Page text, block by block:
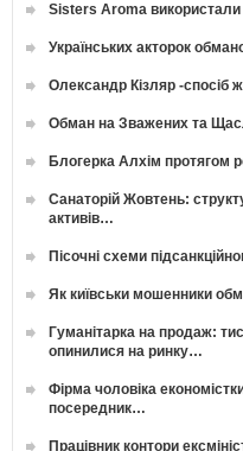
Sisters Aroma
Українських акторок
Олександр Кізляр -спосіб
Обман на Зважених та
Блогерка Алхім протягом
Санаторій Жовтень:
активів…
Пісочні схеми
Як київськи мошенники
Гуманітарка на продаж:
опинилися на ринку…
Фірма чоловіка
посередник…
Працівник контори